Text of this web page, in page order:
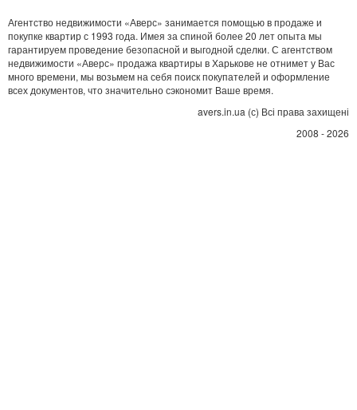
Агентство недвижимости «Аверс» занимается помощью в продаже и
покупке квартир с 1993 года. Имея за спиной более 20 лет опыта мы
гарантируем проведение безопасной и выгодной сделки. С агентством
недвижимости «Аверс» продажа квартиры в Харькове не отнимет у Вас
много времени, мы возьмем на себя поиск покупателей и оформление
всех документов, что значительно сэкономит Ваше время.
avers.in.ua (с) Всі права захищені
2008 - 2026